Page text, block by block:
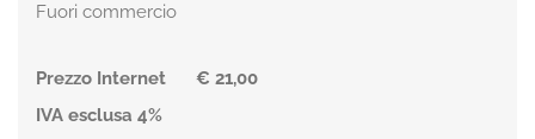
Fuori commercio
Prezzo Internet
€ 21,00
IVA esclusa 4%